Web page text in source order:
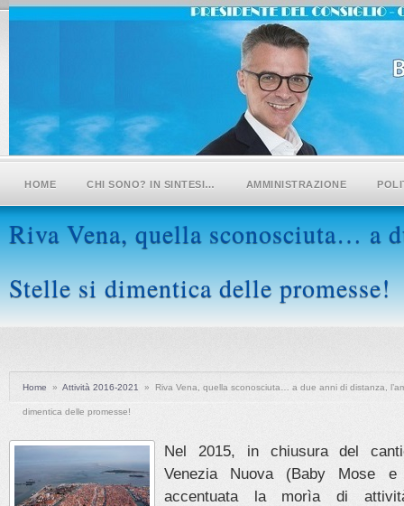
HOME CHI SONO? IN SINTESI… AMMINISTRAZIONE
Riva Vena, quella sconosciuta… a
Stelle si dimentica delle promesse!
Home » Attività 2016-2021 » Riva Vena, quella sconosciuta… a due anni di distanza,
dimentica delle promesse!
Nel 2015, in chiusura del
Venezia Nuova (Baby Mose
accentuata la morìa di